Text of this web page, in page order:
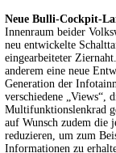
Neue Bulli-Cockpit-
Innenraum beider
neu entwickelte
eingearbeiteter
anderem eine neue
Generation der
verschiedene „Views“,
Multifunktionslenkrad
auf Wunsch zudem die
reduzieren, um zum
Informationen zu